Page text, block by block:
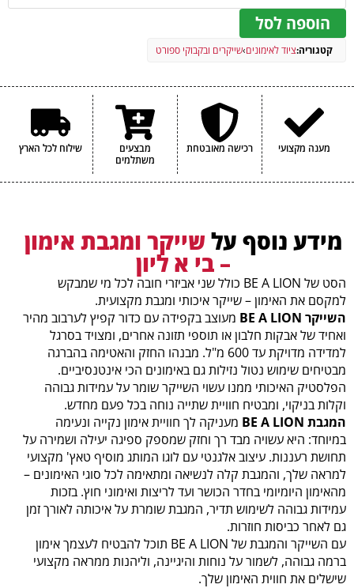
הוספה לסל
קטגוריה:ציוד לאימונים›שייקרים ובקבוקי ספורט
מענה מקצועי רכישה מאובטחת
מבצעים
משתלמים
שילוח לכל הארץ
מידע נוסף על שייקר ומגבת אימון
– בי א ליון
הסט של BE A LION כולל שני אביזרי חובה לכל מי שמבקש
למקסם את האימון – שייקר איכותי ומגבת מקצועית.
השייקר BE A LION
מעוצב בקפידה עם כדור קפיץ לערבוב מהיר
ואחיד של אבקות חלבון או תוספי תזונה אחרים, ומצויד בסרגל
למדידה מדויקת עד 600 מ"ל. מבנהו החזק והאטימה בהברגה
מבטיחים שימוש נטול נזילות גם באימונים הכי אינטנסיביים.
הפלסטיק האיכותי ממנו עשוי השייקר שומר על עמידות גבוהה
וקלות בניקוי, ומבטיח חוויית שתייה נוחה בכל פעם מחדש.
המגבת BE A LION
מעניקה לך חוויית אימון נקייה ונעימה
במיוחד: היא עשויה מבד רך וחזק שמספק ספיגה יעילה ושמירה על
תחושת רעננות. עיצוב אלגנטי עם לוגו המותג מוסיף טאץ' מקצועי
למראה שלך, והמגבת קלה לנשיאה ומתאימה לכל סוגי האימונים –
מהאימון היומיומי בחדר הכושר ועד לריצות ואימוני חוץ. בזכות
עמידות גבוהה לשימוש תדיר, המגבת שומרת על איכותה לאורך זמן
גם לאחר כביסות חוזרות.
עם השייקר והמגבת של BE A LION תוכל להבטיח לעצמך אימון
ברמה גבוהה, לשמור על נוחות והיגיינה, וליהנות ממראה מקצועי
שישלים את חווית האימון שלך.